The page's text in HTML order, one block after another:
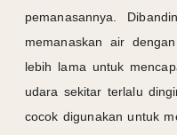
pemanasannya.
memanaskan air
lebih lama untuk
udara sekitar terlalu
cocok digunakan untuk